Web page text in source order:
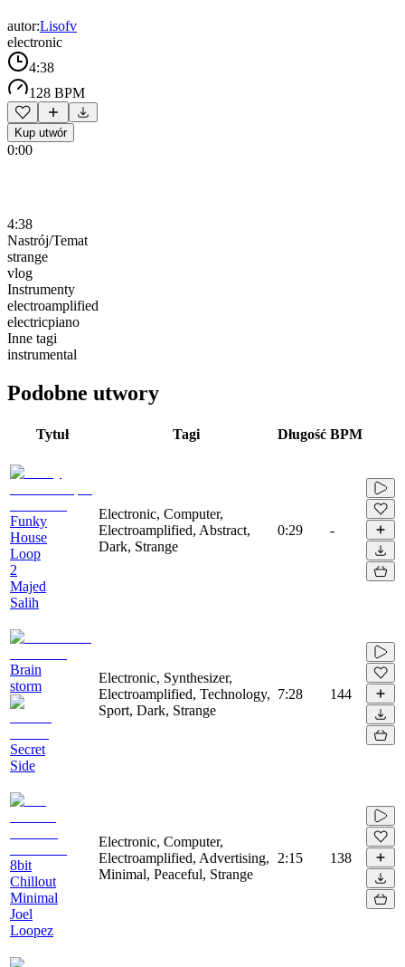
autor:Lisofv
electronic
4:38
128 BPM
Kup utwór
0:00
4:38
Nastrój/Temat
strange
vlog
Instrumenty
electroamplified
electricpiano
Inne tagi
instrumental
Podobne utwory
Tytuł Tagi Długość BPM
Funky
House
Loop
2
Majed
Salih
Electronic, Computer,
Electroamplified, Abstract,
Dark, Strange
0:29 -
Brain
storm
Secret
Side
Electronic, Synthesizer,
Electroamplified, Technology,
Sport, Dark, Strange
7:28 144
8bit
Chillout
Minimal
Joel
Loopez
Electronic, Computer,
Electroamplified, Advertising,
Minimal, Peaceful, Strange
2:15 138